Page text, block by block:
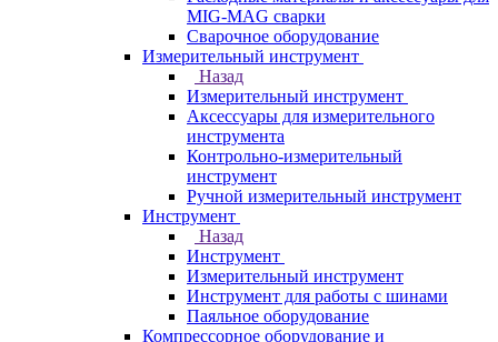
MIG-MAG сварки
Сварочное оборудование
Измерительный инструмент
Назад
Измерительный инструмент
Аксессуары для измерительного
инструмента
Контрольно-измерительный
инструмент
Ручной измерительный инструмент
Инструмент
Назад
Инструмент
Измерительный инструмент
Инструмент для работы с шинами
Паяльное оборудование
Компрессорное оборудование и